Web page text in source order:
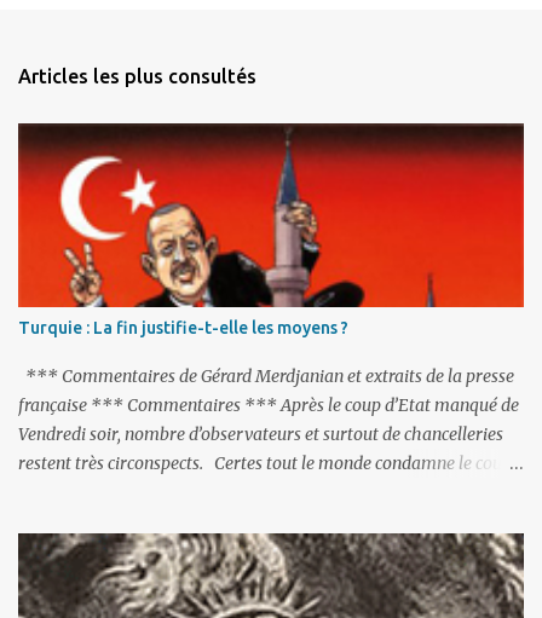
n
i
Articles les plus consultés
Turquie : La fin justifie-t-elle les moyens ?
*** Commentaires de Gérard Merdjanian et extraits de la presse
française *** Commentaires *** Après le coup d’Etat manqué de
Vendredi soir, nombre d’observateurs et surtout de chancelleries
restent très circonspects. Certes tout le monde condamne le coup
actions menées par le président Erdoğan, et pour certains sur la
réalisation du putsch lui-même.